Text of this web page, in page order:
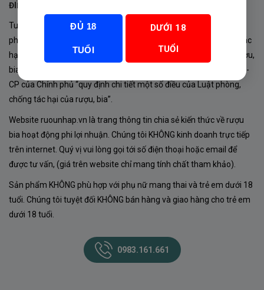
ĐIỀU KHOẢN VÀ CHÍNH SÁCH
Tuân thủ Nghị định 105/2017/NĐ-CP ngày 14/9/2017 của Chính
phủ về sản xuất, kinh doanh rượu. Tuân thủ Luật “phòng chống tác
hại của rượu, bia” số 44/2019/QH14-Điều 16 về “điều kiện bán rượu,
bia theo hình thức thương mại điện tử”; Nghị định số 24/2020/NĐ-
CP của Chính phủ “quy định chi tiết một số điều của Luật phòng,
chống tác hại của rượu, bia”.
Website ruounhap.vn là trang thông tin chia sẻ kiến thức về rượu
bia hoạt động phi lợi nhuận. Chúng tôi KHÔNG kinh doanh trực tiếp
trên internet. Quý vị vui lòng gọi tới số điện thoại hoặc email để
được tư vấn, (giá trên website chỉ mang tính chất tham khảo).
Sản phẩm KHÔNG phù hợp với phụ nữ mang thai và trẻ em dưới 18
tuổi. Chúng tôi tuyệt đối KHÔNG bán hàng và giao hàng cho trẻ em
dưới 18 tuổi.
0983.161.661
ĐỦ 18
TUỔI
DƯỚI 18
TUỔI